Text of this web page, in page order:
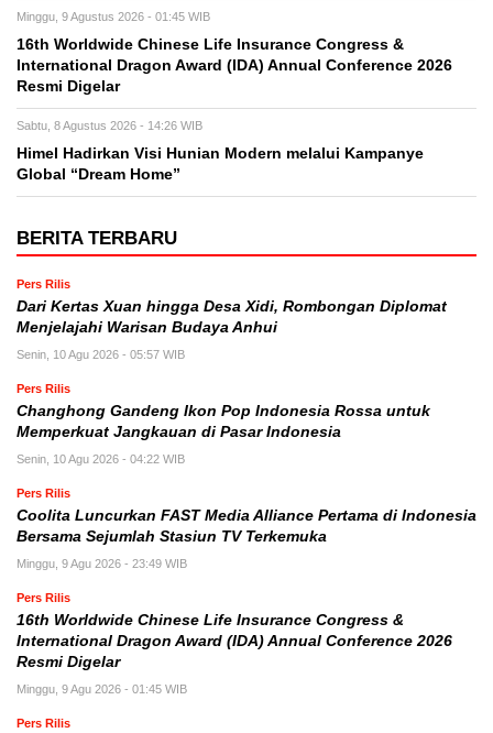
Minggu, 9 Agustus 2026 - 01:45 WIB
16th Worldwide Chinese Life Insurance Congress &
International Dragon Award (IDA) Annual Conference 2026
Resmi Digelar
Sabtu, 8 Agustus 2026 - 14:26 WIB
Himel Hadirkan Visi Hunian Modern melalui Kampanye
Global “Dream Home”
BERITA TERBARU
Pers Rilis
Dari Kertas Xuan hingga Desa Xidi, Rombongan Diplomat
Menjelajahi Warisan Budaya Anhui
Senin, 10 Agu 2026 - 05:57 WIB
Pers Rilis
Changhong Gandeng Ikon Pop Indonesia Rossa untuk
Memperkuat Jangkauan di Pasar Indonesia
Senin, 10 Agu 2026 - 04:22 WIB
Pers Rilis
Coolita Luncurkan FAST Media Alliance Pertama di Indonesia
Bersama Sejumlah Stasiun TV Terkemuka
Minggu, 9 Agu 2026 - 23:49 WIB
Pers Rilis
16th Worldwide Chinese Life Insurance Congress &
International Dragon Award (IDA) Annual Conference 2026
Resmi Digelar
Minggu, 9 Agu 2026 - 01:45 WIB
Pers Rilis